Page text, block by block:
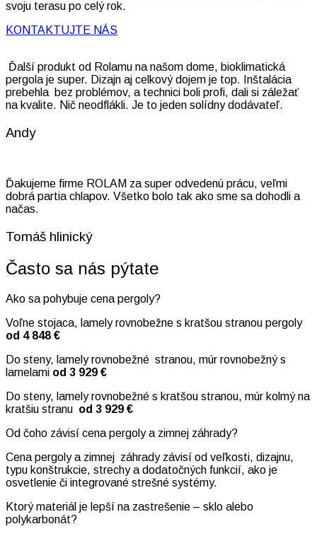
svoju terasu po celý rok.
KONTAKTUJTE NÁS
Ďalší produkt od Rolamu na našom dome, bioklimatická
pergola je super. Dizajn aj celkový dojem je top. Inštalácia
prebehla bez problémov, a technici boli profi, dali si záležať
na kvalite. Nič neodflákli. Je to jeden solídny dodávateľ.
Andy
Ďakujeme firme ROLAM za super odvedenú prácu, veľmi
dobrá partia chlapov. Všetko bolo tak ako sme sa dohodli a
načas.
Tomáš hlinický
Často sa nás pýtate
Ako sa pohybuje cena pergoly?
Voľne stojaca, lamely rovnobežne s kratšou stranou pergoly
od 4 848 €
Do steny, lamely rovnobežné stranou, múr rovnobežný s
lamelami od 3 929 €
Do steny, lamely rovnobežné s kratšou stranou, múr kolmý na
kratšiu stranu od 3 929 €
Od čoho závisí cena pergoly a zimnej záhrady?
Cena pergoly a zimnej záhrady závisí od veľkosti, dizajnu,
typu konštrukcie, strechy a dodatočných funkcií, ako je
osvetlenie či integrované strešné systémy.
Ktorý materiál je lepší na zastrešenie – sklo alebo
polykarbonát?